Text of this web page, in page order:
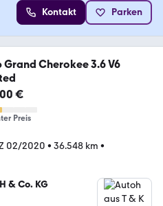
Kontakt Parken
Grand Cherokee 3.6 V6
€
Preis
02/2020 • 36.548 km •
& Co. KG